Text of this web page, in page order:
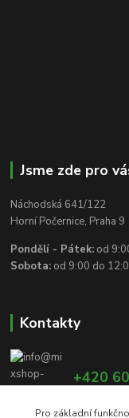
Jsme zde pro
Náchodská 641/122
Horní Počernice, Praha 9
Pondělí - Pátek: od
Sobota: od 9:00 do
Kontakty
+420
Pro základní